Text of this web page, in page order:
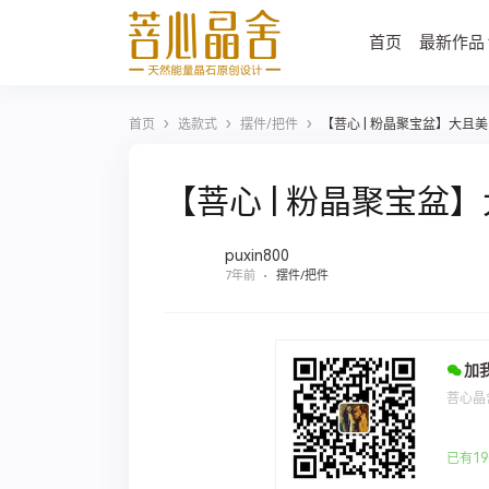
首页 最新作品
首页 › 选款式 › 摆件/把件 › 【菩心 | 粉晶聚宝盆】大且
【菩心 | 粉晶聚宝盆
puxin800
7年前 摆件/把件
加
菩心
已有